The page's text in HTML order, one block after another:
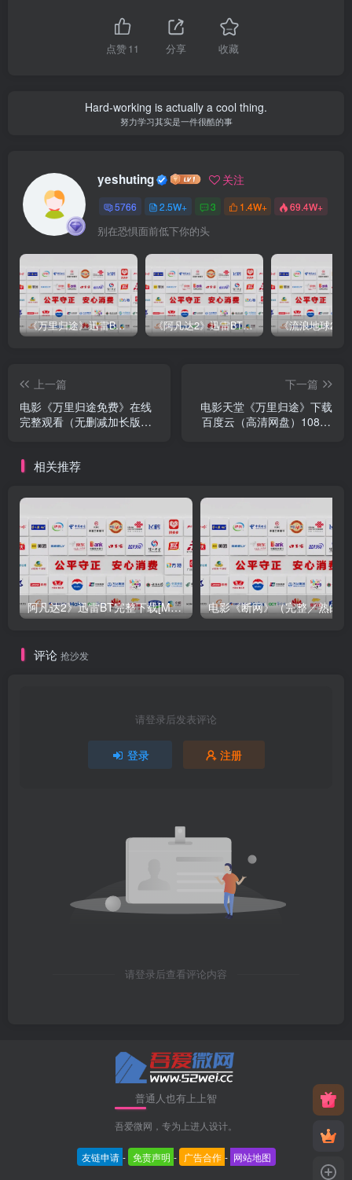
点赞11 分享 收藏
Hard-working is actually a cool thing.
努力学习其实是一件很酷的事
yeshuting 关注
5766 2.5W+ 3 1.4W+ 69.4W+
别在恐惧面前低下你的头
《万里归途》迅雷BT完整下载[mp3／3.14GB／2.15GB 《阿凡达2》迅雷BT完整下载[MP4／3.12GB／5.35GB]中
上一篇
电影《万里归途免费》在线
完整观看（无删减加长版）
下一篇
电影天堂《万里归途》下载
百度云（高清网盘）1080p
相关推荐
阿凡达2》迅雷BT完整下载[MP4／3.12GB／5.35GB]完整资源无
评论 抢沙发
请登录后发表评论
登录 注册
请登录后查看评论内容
普通人也有上上智
吾爱微网，专为上进人设计。
友链申请 - 免责声明 - 广告合作 - 网站地图